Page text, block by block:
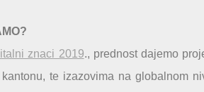
znaci 2019., prednost dajemo
te izazovima na globalnom